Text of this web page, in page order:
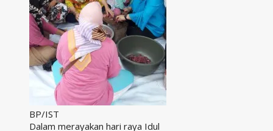
BP/IST
Dalam merayakan hari raya Idul